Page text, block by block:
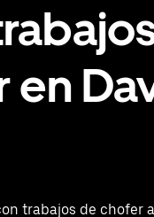
trabajos de chofer